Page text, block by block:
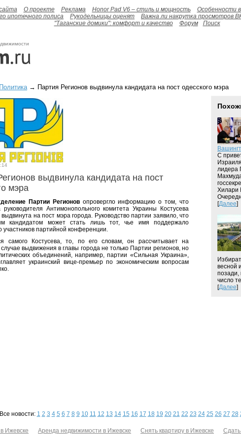
О проекте Реклама Honor Pad V6 – стиль и мощность Особенности
ипотечного полиса Рукодельницы оценят Важна ли накрутка просмотров
"Таганские домики": комфорт и качество
Форум Поиск
Политика→ Партия Регионов выдвинула кандидата на пост одесского мэра
выдвинула кандидата на пост
мэра
Партии Регионов опровергло информацию о том, что
руководителя Антимонопольного комитета Украины Костусева
на пост мэра города. Руководство партии заявило, что
кандидатом может стать лишь тот, чье имя поддержало
участников партийной конференции.
самого Костусева, то, по его словам, он рассчитывает на
выдвижения в главы города не только Партии регионов, но
объединений, например, партии «Сильная Украина»,
украинский вице-премьер по экономическим вопросам
С
лидера
Хилари
[Далее]
весной
позади,
число
[Далее]
Все новости: 1 2 3 4 5 6 7 8 9 10 11 12 13 14 15 16 17 18 19 20 21 22 23 24 25 26 27 28
Ижевске Аренда недвижимости в Ижевске Снять квартиру в Ижевске Сдать